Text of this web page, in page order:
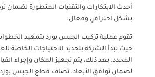
أحدث الابتكارات والتقنيات المتطورة لضمان
بشكل احترافي وفعال.
تقوم عملية تركيب الجبس بورد بتمهيد
حيث تبدأ الشركة بتحديد الاحتياجات الخاصة
المحدد. بعد ذلك، يتم تجهيز المكان وإجراء
لضمان توافق الأبعاد. تضاف قطع الجبس بورد